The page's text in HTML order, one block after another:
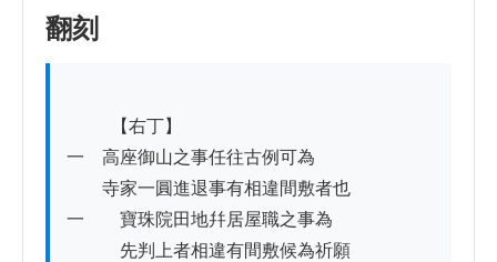
翻刻
一　高座御山之事任往古例可為
寺家一圓進退事有相違間敷者也
一　　寶珠院田地幷居屋職之事為
先判上者相違有間敷候為祈願